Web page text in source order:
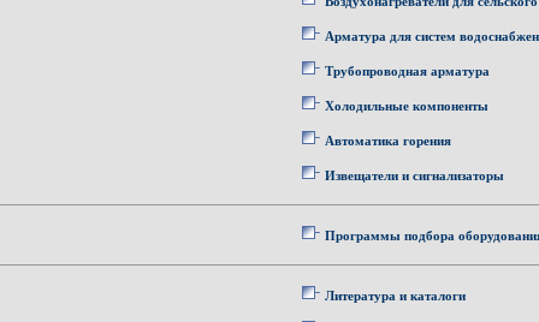
Арматура для систем
Трубопроводная арматура
Холодильные компоненты
Автоматика горения
Извещатели и сигнализаторы
Программы подбора
Литература и каталоги